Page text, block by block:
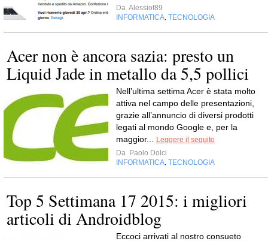
Da Alessiof89
INFORMATICA TECNOLOGIA
Acer non è ancora sazia: presto un
Liquid Jade in metallo da 5,5 pollici
Nell’ultima settima Acer è stata molto
attiva nel campo delle presentazioni,
grazie all’annuncio di diversi prodotti
legati al mondo Google e, per la
maggior...
Leggere il seguito
Da Paolo Dolci
INFORMATICA TECNOLOGIA
Top 5 Settimana 17 2015: i migliori
articoli di Androidblog
Eccoci arrivati al nostro consueto